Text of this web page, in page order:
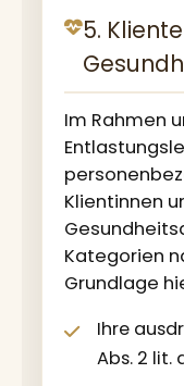
5.
Im Rahmen
Klientinnen
Kategorien
Grundlage
Ihre
Abs. 2 lit.